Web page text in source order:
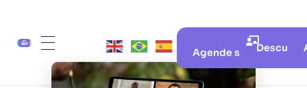
Agende sua aulaDescubra